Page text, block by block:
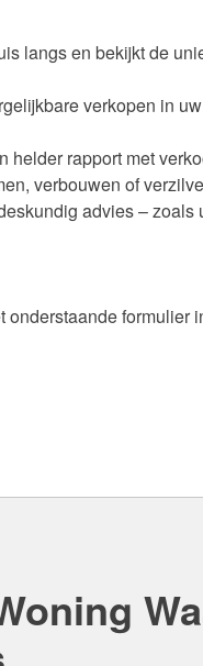
langs en bekijkt de
verkopen in
rapport met
verbouwen of
advies – zoals
formulier